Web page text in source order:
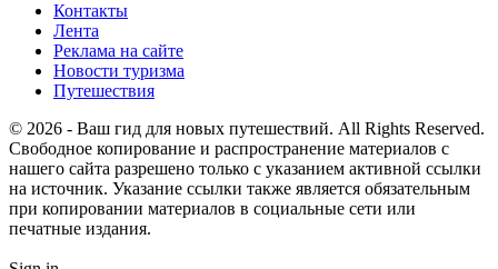
Контакты
Лента
Реклама на сайте
Новости туризма
Путешествия
© 2026 - Ваш гид для новых путешествий. All Rights Reserved.
Свободное копирование и распространение материалов с
нашего сайта разрешено только с указанием активной ссылки
на источник. Указание ссылки также является обязательным
при копировании материалов в социальные сети или
печатные издания.